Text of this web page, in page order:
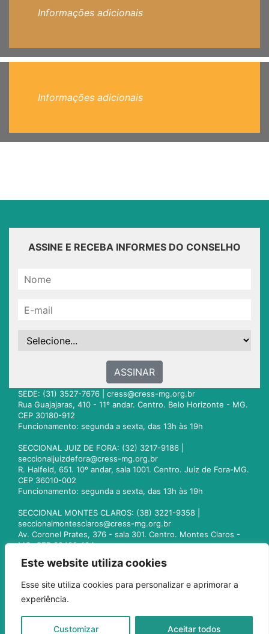
Este website utiliza cookies
Esse site utiliza cookies para personalizar e aprimorar a
experiência.
Customizar Aceitar todos
Informações adicionais
Informações adicionais
ASSINE E RECEBA INFORMES DO CONSELHO
ASSINAR
SEDE: (31) 3527-7676 | cress@cress-mg.org.br
Rua Guajajaras, 410 - 11º andar. Centro. Belo Horizonte - MG.
CEP 30180-912
Funcionamento: segunda a sexta, das 13h às 19h
SECCIONAL JUIZ DE FORA: (32) 3217-9186 |
seccionaljuizdefora@cress-mg.org.br
R. Halfeld, 651. 10º andar, sala 1001. Centro. Juiz de Fora-MG.
CEP 36010-002
Funcionamento: segunda a sexta, das 13h às 19h
SECCIONAL MONTES CLAROS: (38) 3221-9358 |
seccionalmontesclaros@cress-mg.org.br
Av. Coronel Prates, 376 - sala 301. Centro. Montes Claros -
MG. CEP 39400-104
seccionaluberlandia@cress-mg.org.br
Av. Afonso Pena, 547 - sala 101. Uberlândia - MG. CEP